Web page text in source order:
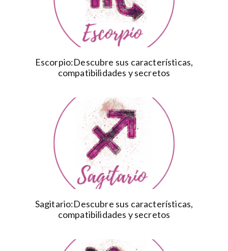
Escorpio:Descubre sus características,
compatibilidades y secretos
Sagitario:Descubre sus características,
compatibilidades y secretos